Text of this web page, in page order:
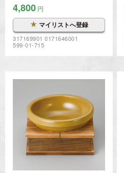
4,800 円
★ マイリストへ登録
317169901 0171646001
599-01-715